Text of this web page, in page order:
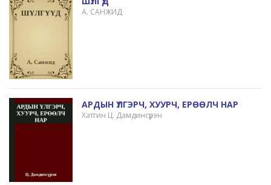
А. САНЖИД
АРДЫН ҮЛГЭРЧ, ХУУРЧ, ЕРӨӨЛЧ НАР
Хатгин Ц. Дамдинсүрэн